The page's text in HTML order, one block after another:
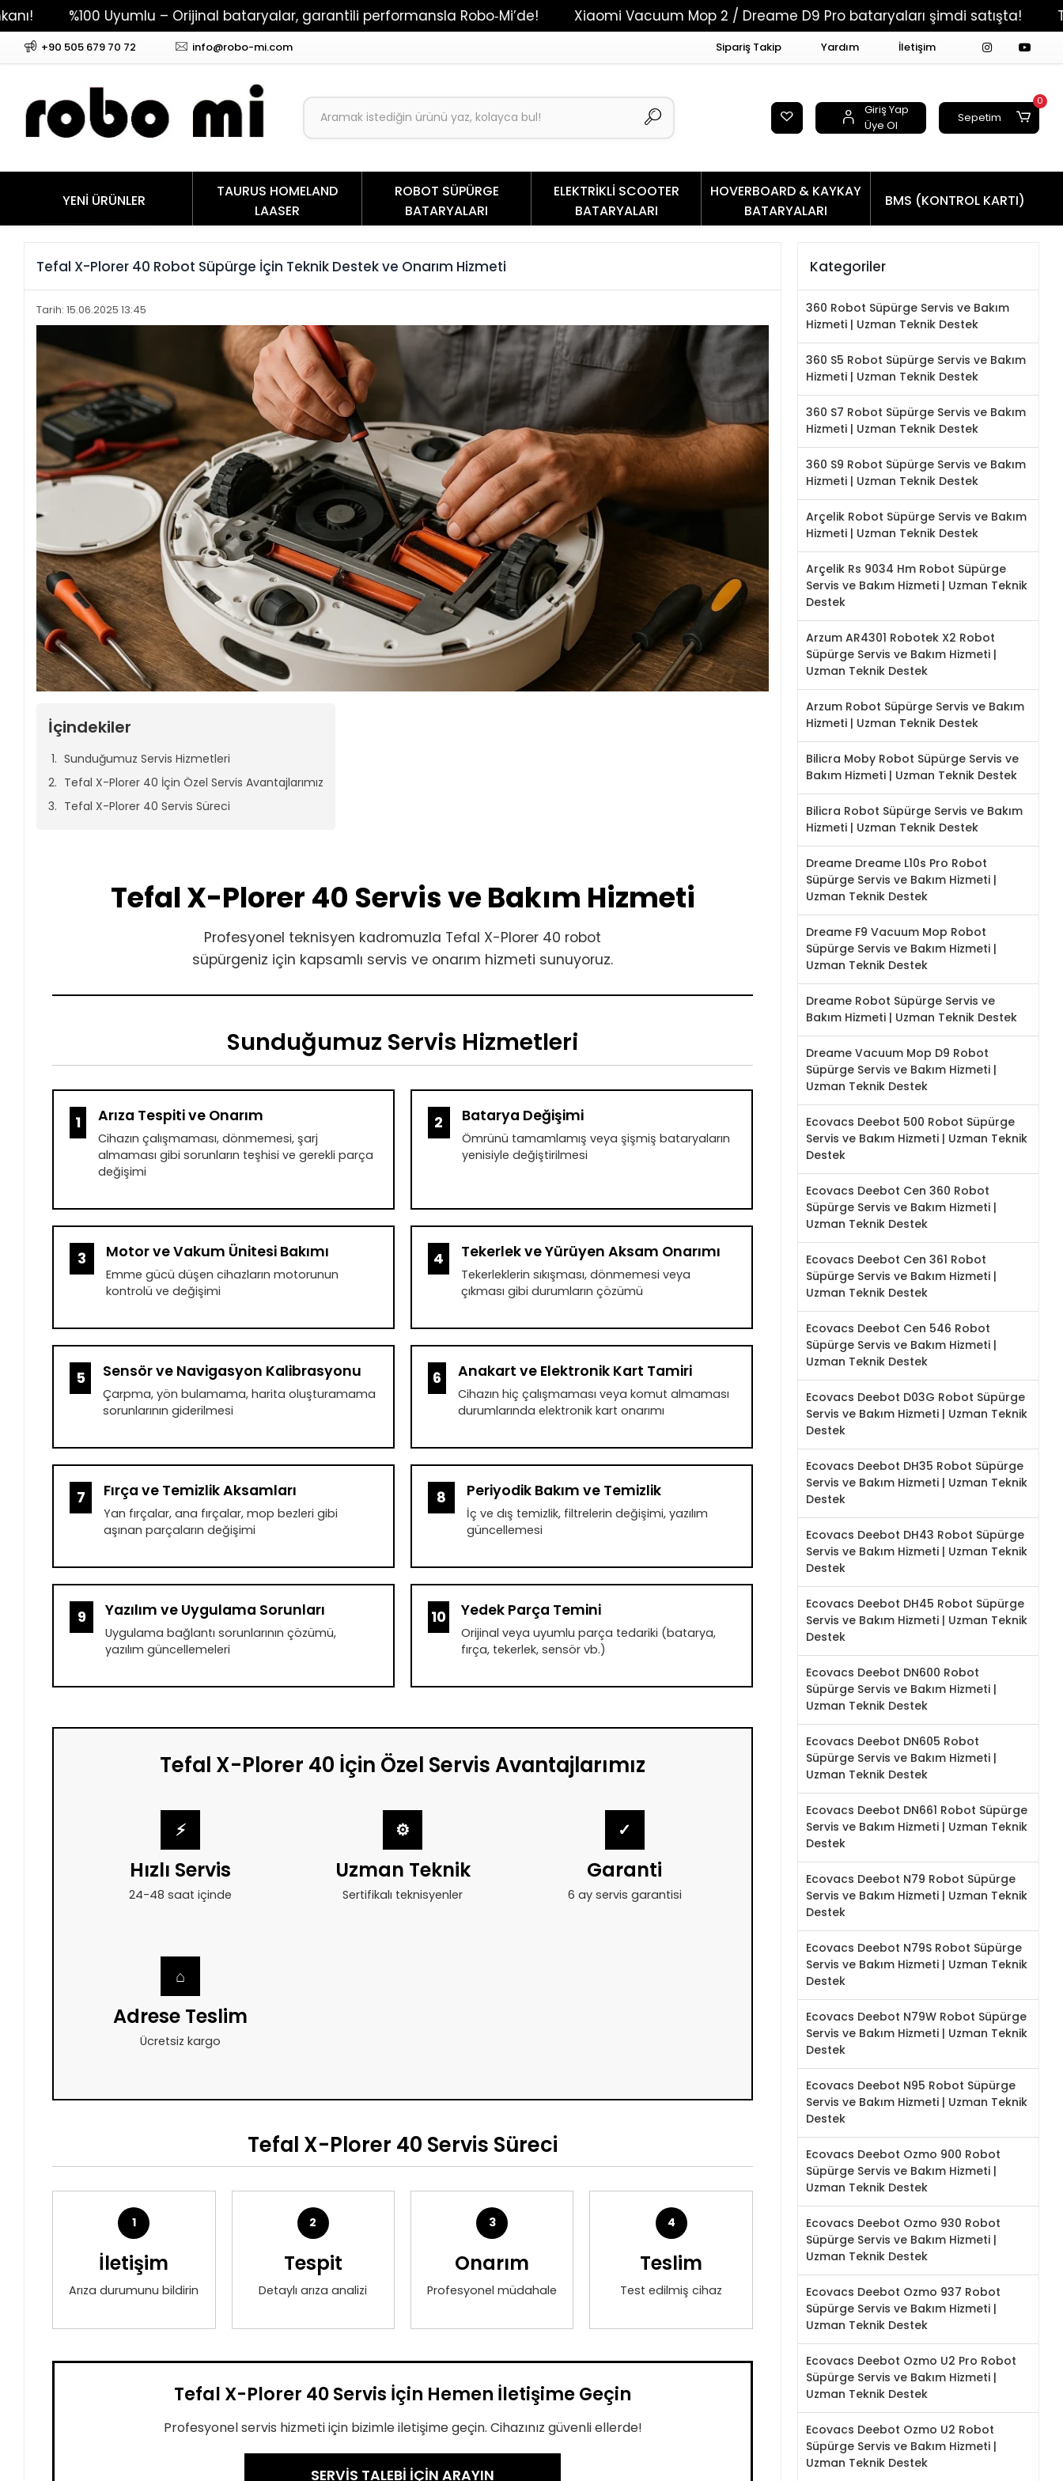
Uyumlu – Orijinal bataryalar, garantili performansla Robo‑Mi’de! Xiaomi Vacuum Mop 2 / Dreame D9 Pro bataryaları şimdi satışta! Tüm
+90 505 679 70 72 info@robo-mi.com Sipariş Takip Yardım İletişim
Giriş Yap
Üye Ol
Sepetim
0
YENİ ÜRÜNLER
TAURUS HOMELAND
LAASER
ROBOT SÜPÜRGE
BATARYALARI
ELEKTRİKLİ SCOOTER
BATARYALARI
HOVERBOARD & KAYKAY
BATARYALARI
BMS (KONTROL KARTI)
Tefal X-Plorer 40 Robot Süpürge İçin Teknik Destek ve Onarım Hizmeti
Tarih: 15.06.2025 13:45
İçindekiler
Sunduğumuz Servis Hizmetleri
Tefal X-Plorer 40 İçin Özel Servis Avantajlarımız
Tefal X-Plorer 40 Servis Süreci
Tefal X-Plorer 40 Servis ve Bakım Hizmeti
Profesyonel teknisyen kadromuzla Tefal X-Plorer 40 robot
süpürgeniz için kapsamlı servis ve onarım hizmeti sunuyoruz.
Sunduğumuz Servis Hizmetleri
1 Arıza Tespiti ve Onarım
Cihazın çalışmaması, dönmemesi, şarj
almaması gibi sorunların teşhisi ve gerekli parça
değişimi
2 Batarya Değişimi
Ömrünü tamamlamış veya şişmiş bataryaların
yenisiyle değiştirilmesi
3 Motor ve Vakum Ünitesi Bakımı
Emme gücü düşen cihazların motorunun
kontrolü ve değişimi
4 Tekerlek ve Yürüyen Aksam Onarımı
Tekerleklerin sıkışması, dönmemesi veya
çıkması gibi durumların çözümü
5 Sensör ve Navigasyon Kalibrasyonu
Çarpma, yön bulamama, harita oluşturamama
sorunlarının giderilmesi
6 Anakart ve Elektronik Kart Tamiri
Cihazın hiç çalışmaması veya komut almaması
durumlarında elektronik kart onarımı
7 Fırça ve Temizlik Aksamları
Yan fırçalar, ana fırçalar, mop bezleri gibi
aşınan parçaların değişimi
8 Periyodik Bakım ve Temizlik
İç ve dış temizlik, filtrelerin değişimi, yazılım
güncellemesi
9 Yazılım ve Uygulama Sorunları
Uygulama bağlantı sorunlarının çözümü,
yazılım güncellemeleri
10 Yedek Parça Temini
Orijinal veya uyumlu parça tedariki (batarya,
fırça, tekerlek, sensör vb.)
Tefal X-Plorer 40 İçin Özel Servis Avantajlarımız
⚡
Hızlı Servis
24-48 saat içinde
⚙
Uzman Teknik
Sertifikalı teknisyenler
✓
Garanti
6 ay servis garantisi
⌂
Adrese Teslim
Ücretsiz kargo
Tefal X-Plorer 40 Servis Süreci
1
İletişim
Arıza durumunu bildirin
2
Tespit
Detaylı arıza analizi
3
Onarım
Profesyonel müdahale
4
Teslim
Test edilmiş cihaz
Tefal X-Plorer 40 Servis İçin Hemen İletişime Geçin
Profesyonel servis hizmeti için bizimle iletişime geçin. Cihazınız güvenli ellerde!
SERVİS TALEBİ İÇİN ARAYIN
Kategoriler
360 Robot Süpürge Servis ve Bakım
Hizmeti | Uzman Teknik Destek
360 S5 Robot Süpürge Servis ve Bakım
Hizmeti | Uzman Teknik Destek
360 S7 Robot Süpürge Servis ve Bakım
Hizmeti | Uzman Teknik Destek
360 S9 Robot Süpürge Servis ve Bakım
Hizmeti | Uzman Teknik Destek
Arçelik Robot Süpürge Servis ve Bakım
Hizmeti | Uzman Teknik Destek
Arçelik Rs 9034 Hm Robot Süpürge
Servis ve Bakım Hizmeti | Uzman Teknik
Destek
Arzum AR4301 Robotek X2 Robot
Süpürge Servis ve Bakım Hizmeti |
Uzman Teknik Destek
Arzum Robot Süpürge Servis ve Bakım
Hizmeti | Uzman Teknik Destek
Bilicra Moby Robot Süpürge Servis ve
Bakım Hizmeti | Uzman Teknik Destek
Bilicra Robot Süpürge Servis ve Bakım
Hizmeti | Uzman Teknik Destek
Dreame Dreame L10s Pro Robot
Süpürge Servis ve Bakım Hizmeti |
Uzman Teknik Destek
Dreame F9 Vacuum Mop Robot
Süpürge Servis ve Bakım Hizmeti |
Uzman Teknik Destek
Dreame Robot Süpürge Servis ve
Bakım Hizmeti | Uzman Teknik Destek
Dreame Vacuum Mop D9 Robot
Süpürge Servis ve Bakım Hizmeti |
Uzman Teknik Destek
Ecovacs Deebot 500 Robot Süpürge
Servis ve Bakım Hizmeti | Uzman Teknik
Destek
Ecovacs Deebot Cen 360 Robot
Süpürge Servis ve Bakım Hizmeti |
Uzman Teknik Destek
Ecovacs Deebot Cen 361 Robot
Süpürge Servis ve Bakım Hizmeti |
Uzman Teknik Destek
Ecovacs Deebot Cen 546 Robot
Süpürge Servis ve Bakım Hizmeti |
Uzman Teknik Destek
Ecovacs Deebot D03G Robot Süpürge
Servis ve Bakım Hizmeti | Uzman Teknik
Destek
Ecovacs Deebot DH35 Robot Süpürge
Servis ve Bakım Hizmeti | Uzman Teknik
Destek
Ecovacs Deebot DH43 Robot Süpürge
Servis ve Bakım Hizmeti | Uzman Teknik
Destek
Ecovacs Deebot DH45 Robot Süpürge
Servis ve Bakım Hizmeti | Uzman Teknik
Destek
Ecovacs Deebot DN600 Robot
Süpürge Servis ve Bakım Hizmeti |
Uzman Teknik Destek
Ecovacs Deebot DN605 Robot
Süpürge Servis ve Bakım Hizmeti |
Uzman Teknik Destek
Ecovacs Deebot DN661 Robot Süpürge
Servis ve Bakım Hizmeti | Uzman Teknik
Destek
Ecovacs Deebot N79 Robot Süpürge
Servis ve Bakım Hizmeti | Uzman Teknik
Destek
Ecovacs Deebot N79S Robot Süpürge
Servis ve Bakım Hizmeti | Uzman Teknik
Destek
Ecovacs Deebot N79W Robot Süpürge
Servis ve Bakım Hizmeti | Uzman Teknik
Destek
Ecovacs Deebot N95 Robot Süpürge
Servis ve Bakım Hizmeti | Uzman Teknik
Destek
Ecovacs Deebot Ozmo 900 Robot
Süpürge Servis ve Bakım Hizmeti |
Uzman Teknik Destek
Ecovacs Deebot Ozmo 930 Robot
Süpürge Servis ve Bakım Hizmeti |
Uzman Teknik Destek
Ecovacs Deebot Ozmo 937 Robot
Süpürge Servis ve Bakım Hizmeti |
Uzman Teknik Destek
Ecovacs Deebot Ozmo U2 Pro Robot
Süpürge Servis ve Bakım Hizmeti |
Uzman Teknik Destek
Ecovacs Deebot Ozmo U2 Robot
Süpürge Servis ve Bakım Hizmeti |
Uzman Teknik Destek